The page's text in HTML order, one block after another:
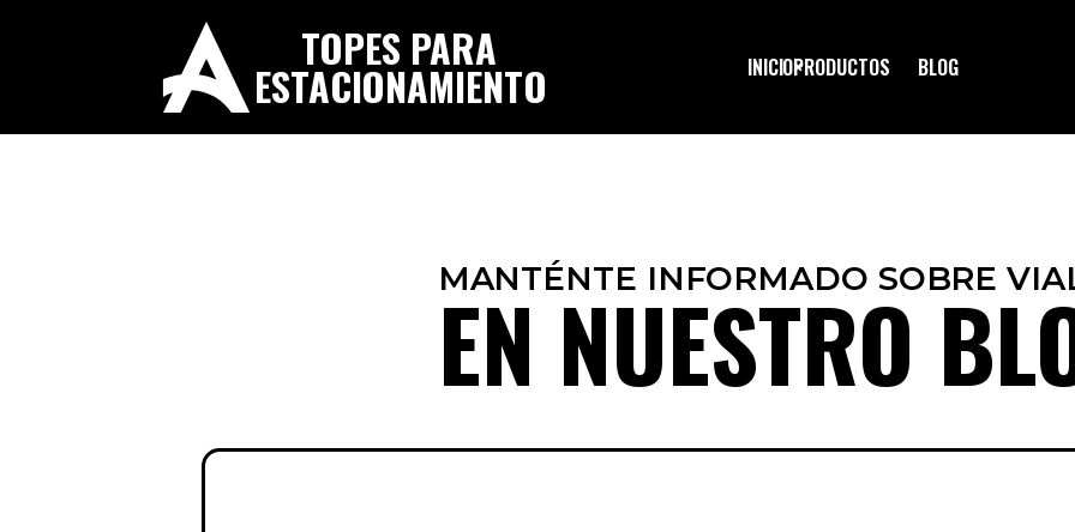
TOPES PARA
ESTACIONAMIENTO INICIOPRODUCTOS BLOG
MANTÉNTE INFORMADO SOBRE
EN NUESTRO